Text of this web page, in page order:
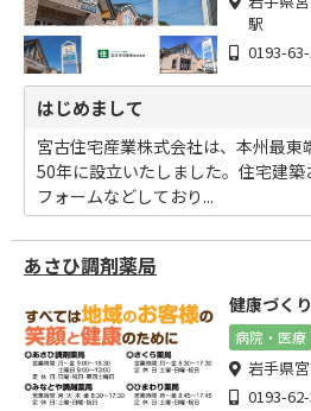
駅
0193-
はじめまして
宮古住宅産業株式会社は、本州最東
50年に設立いたしました。住宅建築
フォームなどしており...
あさひ調剤薬局
健康づく
病院・医療
岩手県
0193-